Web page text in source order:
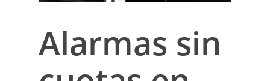
Alarmas sin